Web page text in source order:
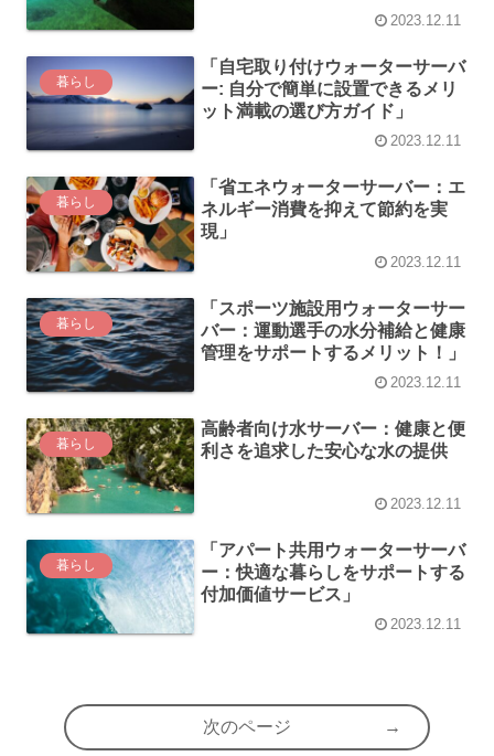
2023.12.11
暮らし
「自宅取り付けウォーターサーバ
ー: 自分で簡単に設置できるメリ
ット満載の選び方ガイド」
2023.12.11
暮らし
「省エネウォーターサーバー：エ
ネルギー消費を抑えて節約を実
現」
2023.12.11
暮らし
「スポーツ施設用ウォーターサー
バー：運動選手の水分補給と健康
管理をサポートするメリット！」
2023.12.11
暮らし
高齢者向け水サーバー：健康と便
利さを追求した安心な水の提供
2023.12.11
暮らし
「アパート共用ウォーターサーバ
ー：快適な暮らしをサポートする
付加価値サービス」
2023.12.11
次のページ